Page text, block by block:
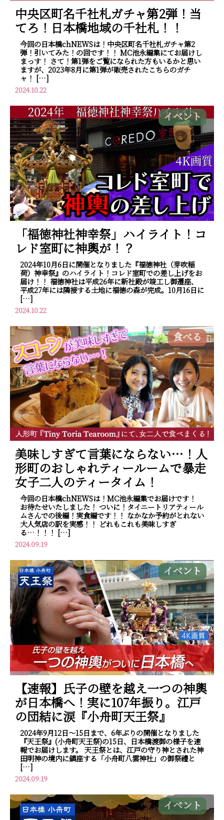
中央区町名千社札ガチャ第2弾！当
てろ！日本橋地域の千社札！！
今回の日本橋chNEWSは！中央区町名千社札ガチャ第2
弾！引いてみた！の回です！！ MC池永編集にてお届けし
まっす！ さて！第1弾をご覧になられた方もいるかと思い
ますが、2023年8月に第1弾が販売されたこちらのガチ
ャ！ […]
2024.10.22
イベント
「福徳神社神幸祭」ハイライト！コ
レド室町に神輿が！？
2024年10月6日に開催となりました『福徳神社（芽吹稲
荷）神幸祭』のハイライト！コレド室町での差し上げをお
届け！！ 福徳神社は平成26年に新社殿が竣工し御遷座、
平成27年には隣接する土地に福徳の森が完成。10月16日に
[…]
2024.10.22
食べる
美味しすぎて言葉にならない…！人
形町のおしゃれティールームで暴走
女子二人のティータイム！
今回の日本橋chNEWSは！MC池永編集でお届けです！
お待たせいたしました！ ついに！タイニートリアティール
ムさんでの後編！実食編です！！ なかなか予約がとれない
大人気店の訳を実感！！ どれもこれも美味しすぎ
る…！！！ […]
2024.09.19
イベント
【速報】氏子の壁を越え一つの神輿
が日本橋へ！実に107年振り。江戸
の団結に涙『小舟町天王祭』
2024年9月12日～15日まで、6年ぶりの開催となりました
『天王祭』(小舟町天王祭)の15日、日本橋渡御の様子を速
報でお届けします。 天王祭とは、江戸の守り神とされた神
田明神の境内に鎮座する「小舟町八雲神社」の御祭禮と
[…]
2024.09.19
イベント